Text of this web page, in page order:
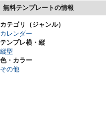
無料テンプレートの情報
カテゴリ（ジャンル）
カレンダー
テンプレ横・縦
縦型
色・カラー
その他